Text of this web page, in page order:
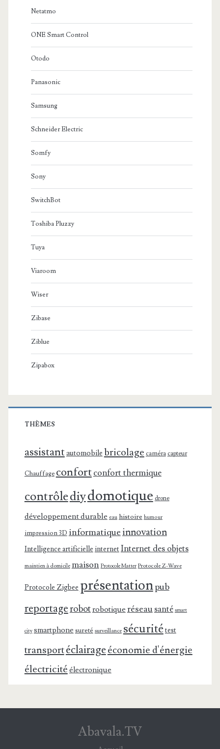
Netatmo
ONE Smart Control
Otodo
Panasonic
Samsung
Schneider Electric
Somfy
Sony
SwitchBot
Toshiba Pluzzy
Tuya
Viaroom
Wiser
Zibase
Ziblue
Zipabox
THÈMES
assistant automobile bricolage caméra capteur
Chauffage confortconfort thermique
contrôlediydomotique drone
développement durable eau histoire humour
impression 3D informatiqueinnovation
Intelligence artificielle internet Internet des objets
maintien à domicile maison Protocole Matter Protocole Z-Wave
Protocole Zigbee présentationpub
reportagerobotrobotique réseausanté smart
city smartphone sureté surveillance sécuritétest
transportéclairageéconomie d'énergie
électricité électronique
Abavala.TV